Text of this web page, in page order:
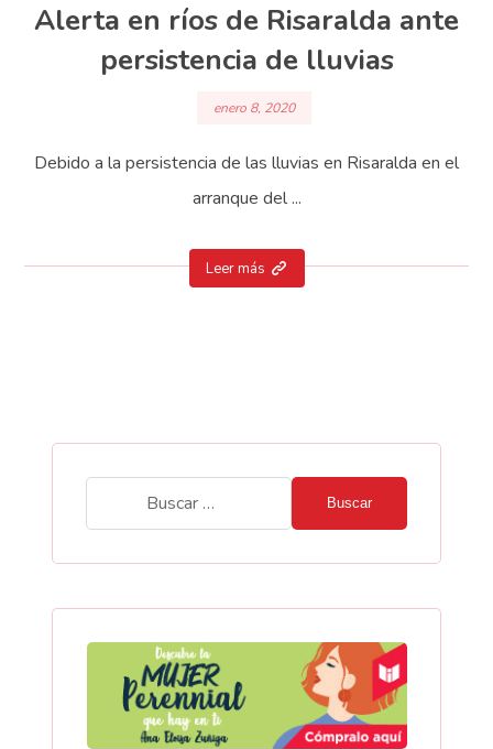
Alerta en ríos de Risaralda ante
persistencia de lluvias
enero 8, 2020
Debido a la persistencia de las lluvias en Risaralda en el
arranque del ...
Leer más
Buscar